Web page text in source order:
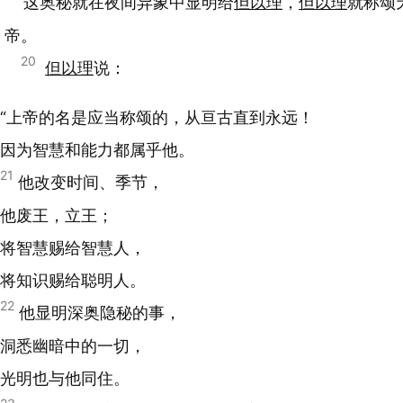
帝。
20 但以理说：
“上帝的名是应当称颂的，从亘古直到永远！
因为智慧和能力都属乎他。
21 他改变时间、季节，
他废王，立王；
将智慧赐给智慧人，
将知识赐给聪明人。
22 他显明深奥隐秘的事，
洞悉幽暗中的一切，
光明也与他同住。